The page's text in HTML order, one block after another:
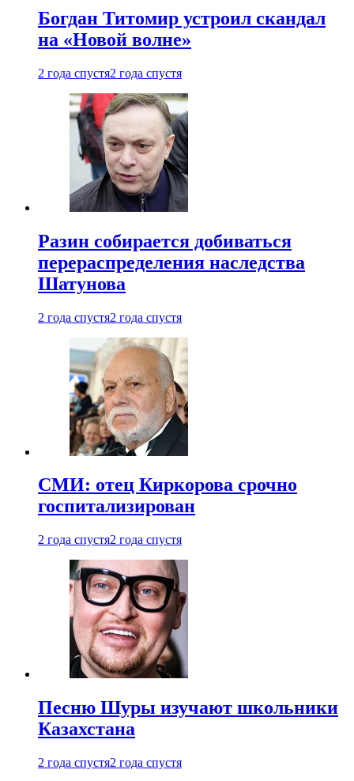
Богдан Титомир устроил скандал
на «Новой волне»
2 года спустя2 года спустя
Разин собирается добиваться
перераспределения наследства
Шатунова
2 года спустя2 года спустя
СМИ: отец Киркорова срочно
госпитализирован
2 года спустя2 года спустя
Песню Шуры изучают школьники
Казахстана
2 года спустя2 года спустя